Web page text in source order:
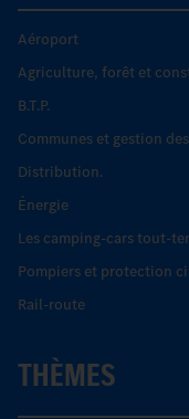
Aéroport
Agriculture, forêt et
B.T.P.
Communes et gestion
Distribution.
Énergie
Les camping-cars tout-
Pompiers et protection
Rail-route
THÈMES